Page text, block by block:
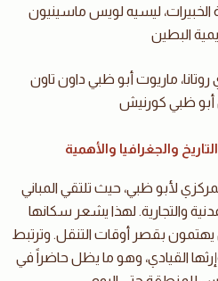
الخبيرات، ليسيه لويس ماسينيون
البطين
ماريوت أبو ظبي داون تاون
ظبي كورنيش
والجغرافيا والأهمية
لأبو ظبي، حيث تلتقي المباني
والتجارية. لهذا يشعر سكانها
يهتمون بقصر أوقات التنقل. وترتبط
القيادي، وهو ما يظل حاضراً في